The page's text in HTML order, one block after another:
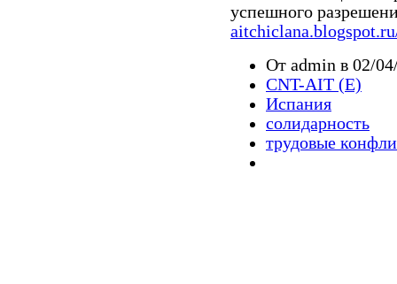
успешного
От admin в 02/
CNT-AIT (E)
Испания
солидарность
трудовые